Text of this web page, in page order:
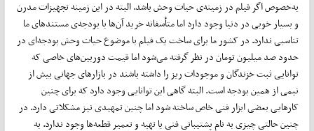
به‌خصوص اگر فیلم در زمینه‌ی حیات وحش باشد. البته در این زمینه تجهیزات مدرن
و بسیار خوبی در دنیا وجود دارد اما متأسفانه خرید آن‌ها با بودجه‌ی مستندهای ما
تناسبی ندارد. در کشور ما برای ساخت یک فیلم با موضوع حیات وحش بودجه‌ای در
حدود صد میلیون تومان در نظر گرفته می‌شود اما قیمت دوربین‌های خاصی که
توانایی ثبت خزندگان و موجودات ریز را داشته باشند در بازارهای جهانی بیش از
نیمی از همین بودجه است. البته گاهی این توانایی وجود دارد که برای چنین
کارهایی بعضی ابزار فنی خاص ساخته شود اما چنین تمهیدی نیز مشکلاتی دارد. در
چنین حالتی چیزی به نام پشتیبانی فنی یا تهیه و تعمیر قطعه‌ها وجود ندارد. به